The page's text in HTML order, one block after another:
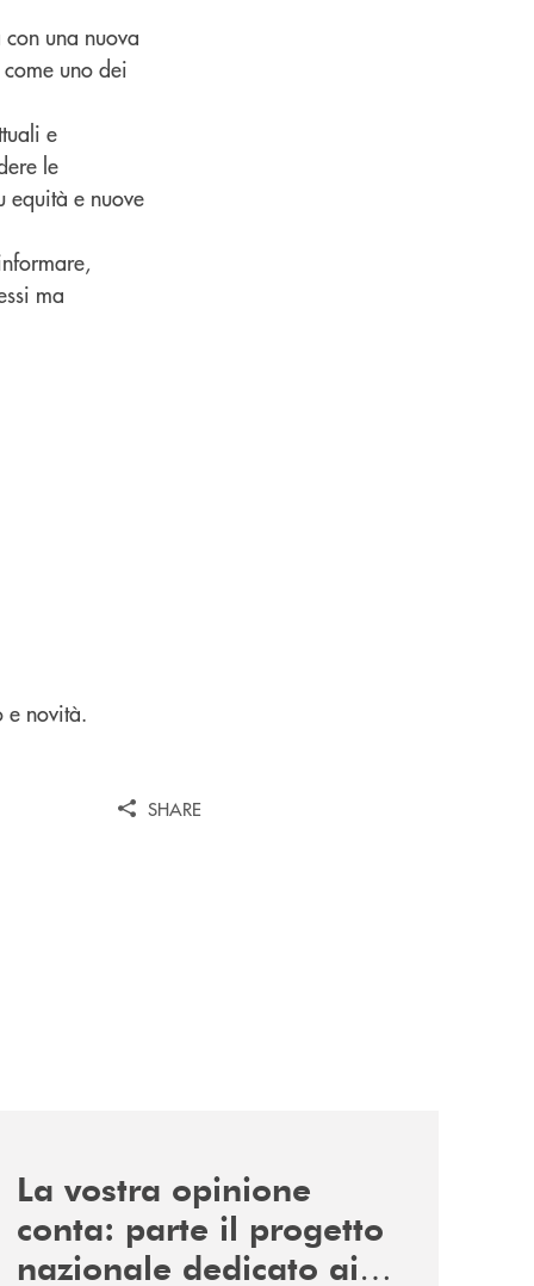
con una nuova
uno dei
e
le
equità e nuove
ma
e novità.
SHARE
La vostra opinione
conta: parte il progetto
nazionale dedicato ai